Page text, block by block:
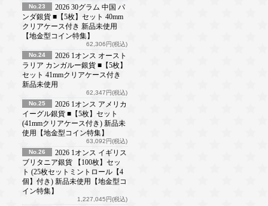
No.23
2026 30グラム 中国 パ
ンダ銀貨 ■【5枚】セット 40mm
クリアケース付き 新品未使用
【地金型コイン特集】
62,306円(税込)
No.24
2026 1オンス オースト
ラリア カンガルー銀貨 ■【5枚】
セット 41mmクリアケース付き
新品未使用
62,347円(税込)
No.25
2026 1オンス アメリカ
イーグル銀貨 ■【5枚】セット
(41mmクリアケース付き) 新品未
使用【地金型コイン特集】
63,092円(税込)
No.26
2026 1オンス イギリス
ブリタニア銀貨 【100枚】セッ
ト (25枚セットミントロール【4
個】付き) 新品未使用【地金型コ
イン特集】
1,227,045円(税込)